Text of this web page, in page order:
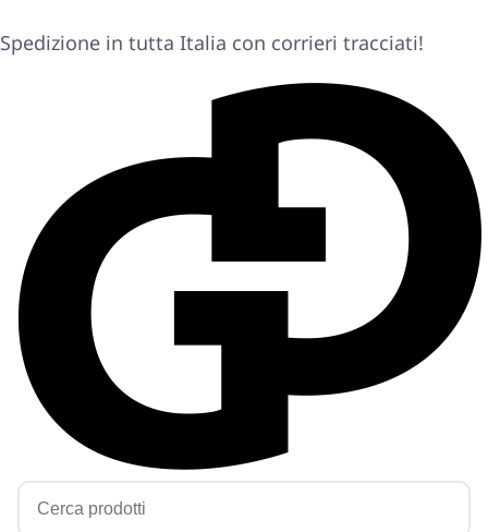
Spedizione in tutta Italia con corrieri tracciati!